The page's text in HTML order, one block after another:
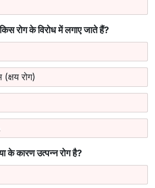
रोग के विरोध में लगाए जाते हैं?
रोग)
के कारण उत्पन्न रोग है?